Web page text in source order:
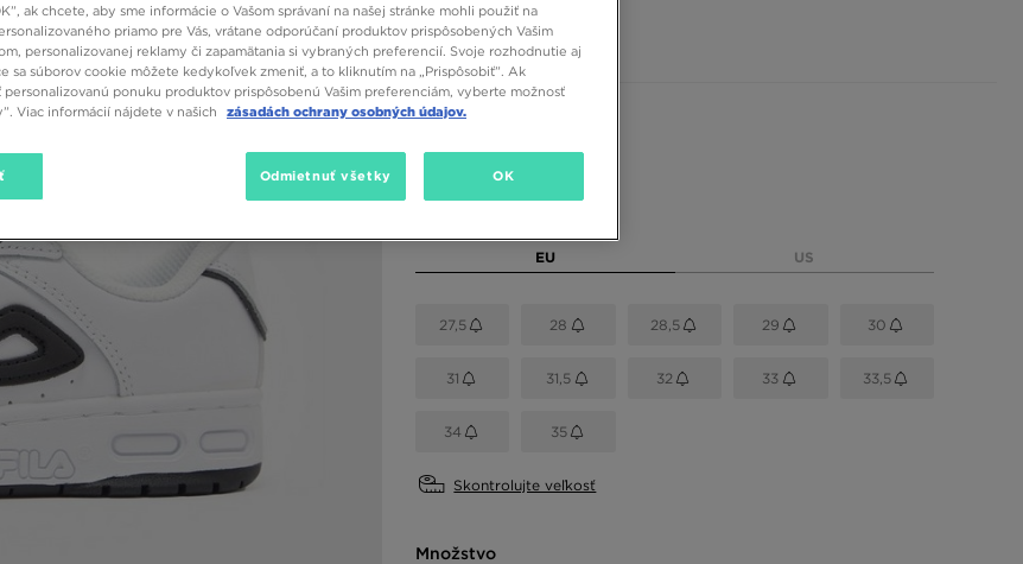
30,00 €
Dostupné farby
Biela
Vybrať veľkosť
EU US
27,5 28 28,5 29 30
31 31,5 32 33 33,5
34 35
Skontrolujte veľkosť
Množstvo
ak chcete, aby sme informácie o Vašom správaní na našej stránke mohli použiť na
priamo pre Vás, vrátane odporúčaní produktov prispôsobených Vašim
personalizovanej reklamy či zapamätania si vybraných preferencií. Svoje rozhodnutie aj
sa súborov cookie môžete kedykoľvek zmeniť, a to kliknutím na „Prispôsobiť”. Ak
personalizovanú ponuku produktov prispôsobenú Vašim preferenciám, vyberte možnosť
Viac informácií nájdete v našich
zásadách ochrany osobných údajov.
Odmietnuť všetky OK